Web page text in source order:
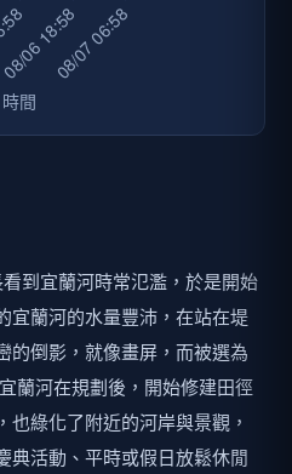
到宜蘭河時常氾濫，於是開始
宜蘭河的水量豐沛，在站在堤
的倒影，就像畫屏，而被選為
蘭河在規劃後，開始修建田徑
綠化了附近的河岸與景觀，
典活動、平時或假日放鬆休閒